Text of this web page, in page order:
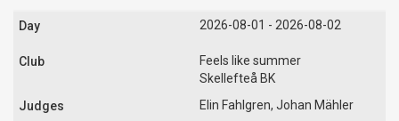
2026-08-01 - 2026-08-02
Feels like summer
Skellefteå BK
Elin Fahlgren, Johan Mähler